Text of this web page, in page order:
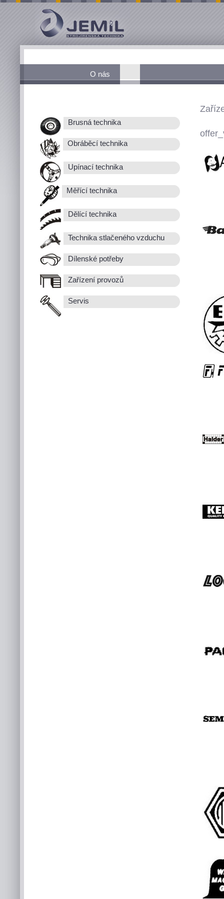
O nás
Brusná technika
Obráběcí technika
Upínací technika
Měřící technika
Dělící technika
Technika stlačeného vzduchu
Dílenské potřeby
Zařízení provozů
Servis